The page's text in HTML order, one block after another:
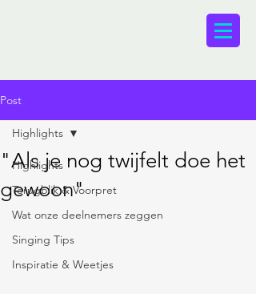
Post
Highlights
Terugblik & Voorpret
Wat onze deelnemers zeggen
Singing Tips
Inspiratie & Weetjes
Highlights
"Als je nog twijfelt doe het
gewoon"